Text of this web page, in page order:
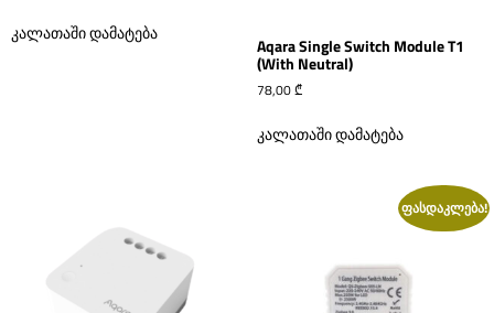
კალათაში დამატება
Aqara Single Switch Module T1
(With Neutral)
78,00₾
კალათაში დამატება
ფასდაკლება!